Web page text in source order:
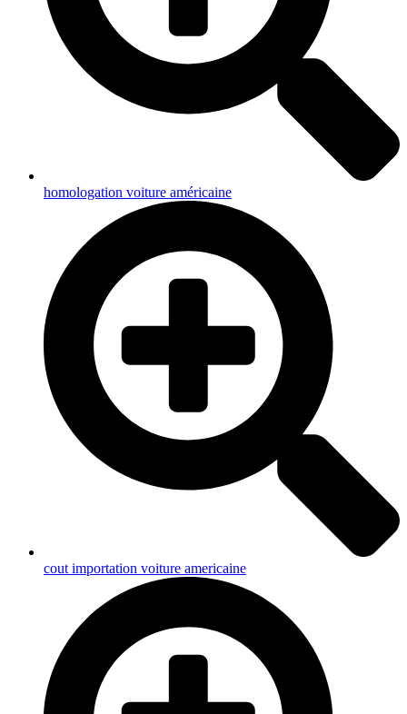
homologation voiture américaine
cout importation voiture americaine